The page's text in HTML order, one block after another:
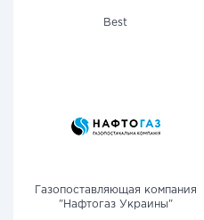
Best
Газопоставляющая компания
"Нафтогаз Украины"